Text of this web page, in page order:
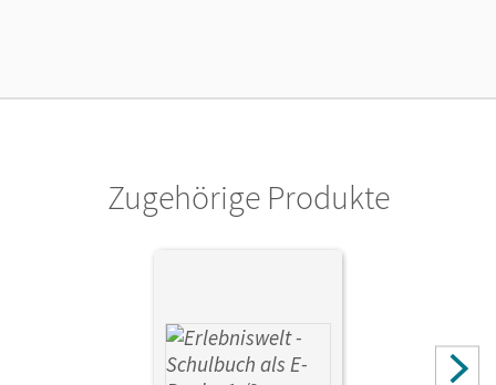
Zugehörige Produkte